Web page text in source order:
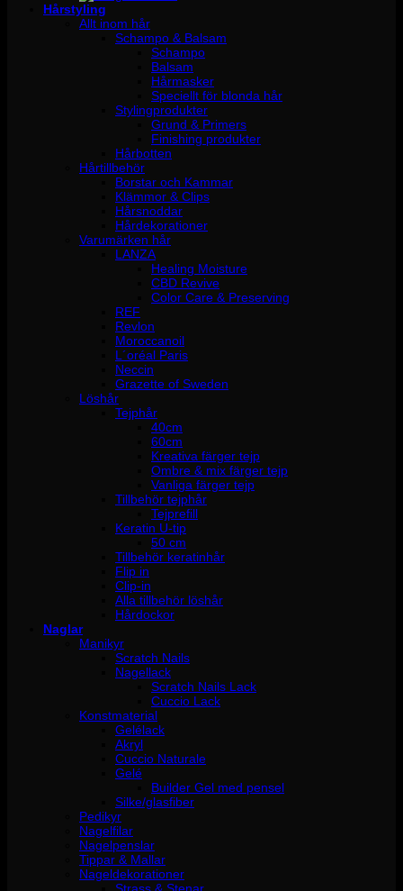
Hårstyling
Allt inom hår
Schampo & Balsam
Schampo
Balsam
Hårmasker
Speciellt för blonda hår
Stylingprodukter
Grund & Primers
Finishing produkter
Hårbotten
Hårtillbehör
Borstar och Kammar
Klämmor & Clips
Hårsnoddar
Hårdekorationer
Varumärken hår
LANZA
Healing Moisture
CBD Revive
Color Care & Preserving
REF
Revlon
Moroccanoil
L´oréal Paris
Neccin
Grazette of Sweden
Löshår
Tejphår
40cm
60cm
Kreativa färger tejp
Ombre & mix färger tejp
Vanliga färger tejp
Tillbehör tejphår
Tejprefill
Keratin U-tip
50 cm
Tillbehör keratinhår
Flip in
Clip-in
Alla tillbehör löshår
Hårdockor
Naglar
Manikyr
Scratch Nails
Nagellack
Scratch Nails Lack
Cuccio Lack
Konstmaterial
Gelélack
Akryl
Cuccio Naturale
Gelé
Builder Gel med pensel
Silke/glasfiber
Pedikyr
Nagelfilar
Nagelpenslar
Tippar & Mallar
Nageldekorationer
Strass & Stenar